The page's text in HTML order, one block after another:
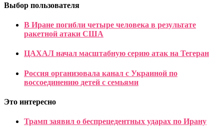
Выбор пользователя
В Иране погибли четыре человека в результате
ракетной атаки США
ЦАХАЛ начал масштабную серию атак на Тегеран
Россия организовала канал с Украиной по
воссоединению детей с семьями
Это интересно
Трамп заявил о беспрецедентных ударах по Ирану